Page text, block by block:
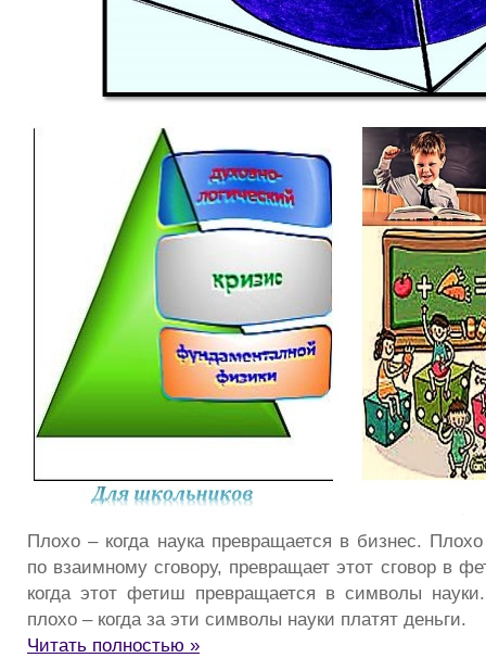
Плохо – когда наука превращается в бизнес.
по взаимному сговору, превращает этот сговор в
когда этот фетиш превращается в символы
плохо – когда за эти символы науки платят деньги.
Читать полностью »